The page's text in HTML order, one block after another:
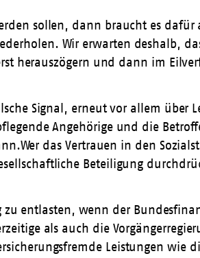
sollen, dann braucht es
Wir erwarten deshalb,
herauszögern und dann im
Signal, erneut vor allem
Angehörige und die
das Vertrauen in den
Beteiligung
zu entlasten, wenn der
als auch die
Leistungen